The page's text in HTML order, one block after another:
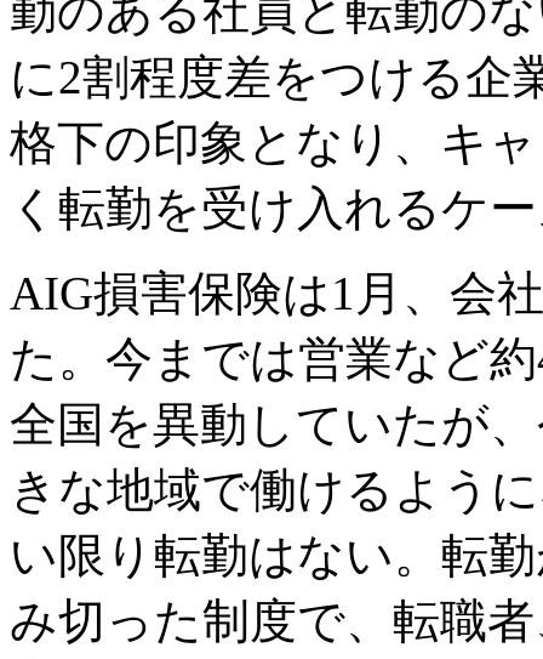
勤のある社員と転勤の
に2割程度差をつける企
格下の印象となり、キ
く転勤を受け入れるケ
AIG損害保険は1月、会
た。今までは営業など
全国を異動していたが
きな地域で働けるよう
い限り転勤はない。 転
み切った制度で、転職